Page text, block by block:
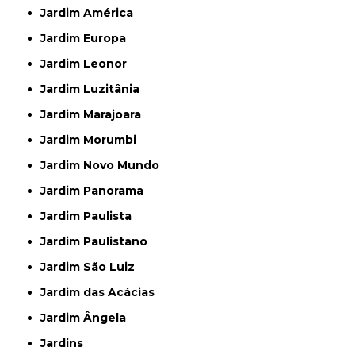
Jardim América
Jardim Europa
Jardim Leonor
Jardim Luzitânia
Jardim Marajoara
Jardim Morumbi
Jardim Novo Mundo
Jardim Panorama
Jardim Paulista
Jardim Paulistano
Jardim São Luiz
Jardim das Acácias
Jardim Ângela
Jardins